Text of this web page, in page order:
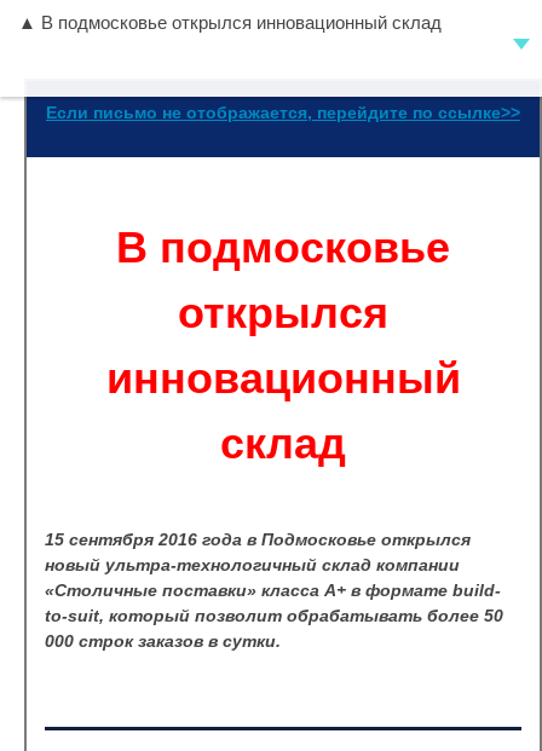
▲ В подмосковье открылся инновационный склад
Если письмо не отображается, перейдите по ссылке>>
В подмосковье
открылся
инновационный
склад
15 сентября 2016 года в Подмосковье открылся
новый ультра-технологичный склад компании
«Столичные поставки» класса А+ в формате build-
to-suit, который позволит обрабатывать более 50
000 строк заказов в сутки.